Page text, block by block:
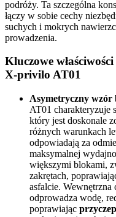
podróży. Ta szczególna
łączy w sobie cechy
suchych i mokrych
prowadzenia.
Kluczowe
X-privilo AT01
Asymetryczny wzór
AT01 charakteryzuje
który jest doskonale
różnych warunkach
odpowiadają za
maksymalnej
większymi blokami,
zakrętach,
asfalcie.
odprowadza wodę,
poprawiając